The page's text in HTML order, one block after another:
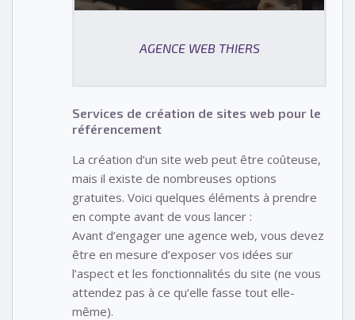
AGENCE WEB THIERS
Services de création de sites web pour le
référencement
La création d’un site web peut être coûteuse,
mais il existe de nombreuses options
gratuites. Voici quelques éléments à prendre
en compte avant de vous lancer :
Avant d’engager une agence web, vous devez
être en mesure d’exposer vos idées sur
l’aspect et les fonctionnalités du site (ne vous
attendez pas à ce qu’elle fasse tout elle-
même).